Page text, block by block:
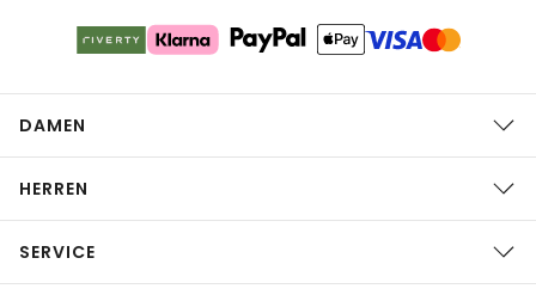
DAMEN
HERREN
SERVICE